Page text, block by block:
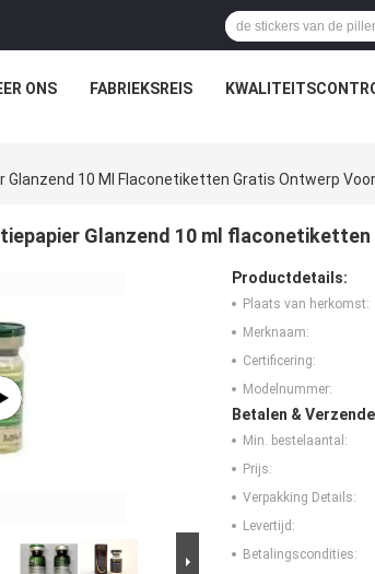
ONS FABRIEKSREIS
Glanzend 10 Ml Flaconetiketten Gratis Ontwerp
Glanzend 10 ml
Productdetails:
Plaats van herkomst:
Merknaam:
Certificering:
Modelnummer:
Betalen &
Min. bestelaantal:
Prijs:
Verpakking Details:
Levertijd:
Betalingscondities: